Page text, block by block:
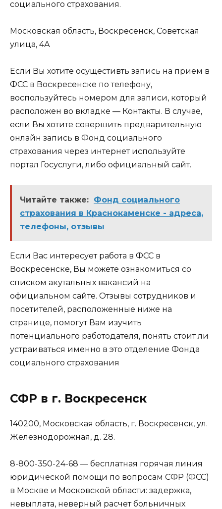
социального страхования.
Московская область, Воскресенск, Советская
улица, 4А
Если Вы хотите осущестивть запись на прием в
ФСС в Воскресенске по телефону,
воспользуйтесь номером для записи, который
расположен во вкладке — Контакты. В случае,
если Вы хотите совершить предварительную
онлайн запись в Фонд социального
страхования через интернет используйте
портал Госуслуги, либо официальный сайт.
Читайте также: Фонд социального
страхования в Краснокаменске - адреса,
телефоны, отзывы
Если Вас интересует работа в ФСС в
Воскресенске, Вы можете ознакомиться со
списком акутальных вакансий на
официальном сайте. Отзывы сотрудников и
посетителей, расположенные ниже на
странице, помогут Вам изучить
потенциального работодателя, понять стоит ли
устраиваться именно в это отделение Фонда
социального страхования
СФР в г. Воскресенск
140200, Московская область, г. Воскресенск, ул.
Железнодорожная, д. 28.
8-800-350-24-68 — бесплатная горячая линия
юридической помощи по вопросам CФР (ФСС)
в Москве и Московской области: задержка,
невыплата, неверный расчет больничных